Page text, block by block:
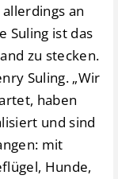
an
Suling ist das
zu stecken.
Suling. „Wir
haben
und sind
mit
Hunde,